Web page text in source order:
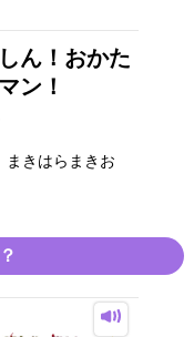
ん！おかた
ン！
まきはらまきお